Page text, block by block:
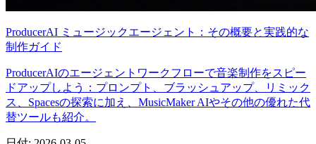
ProducerAI ミュージックエージェント：その概要と実践的な
制作ガイド
ProducerAIのエージェントワークフローで音楽制作をスピー
ドアップしよう：プロンプト、ブラッシュアップ、リミック
ス、Spacesの探索に加え、MusicMaker AIやその他の優れた代
替ツールも紹介。